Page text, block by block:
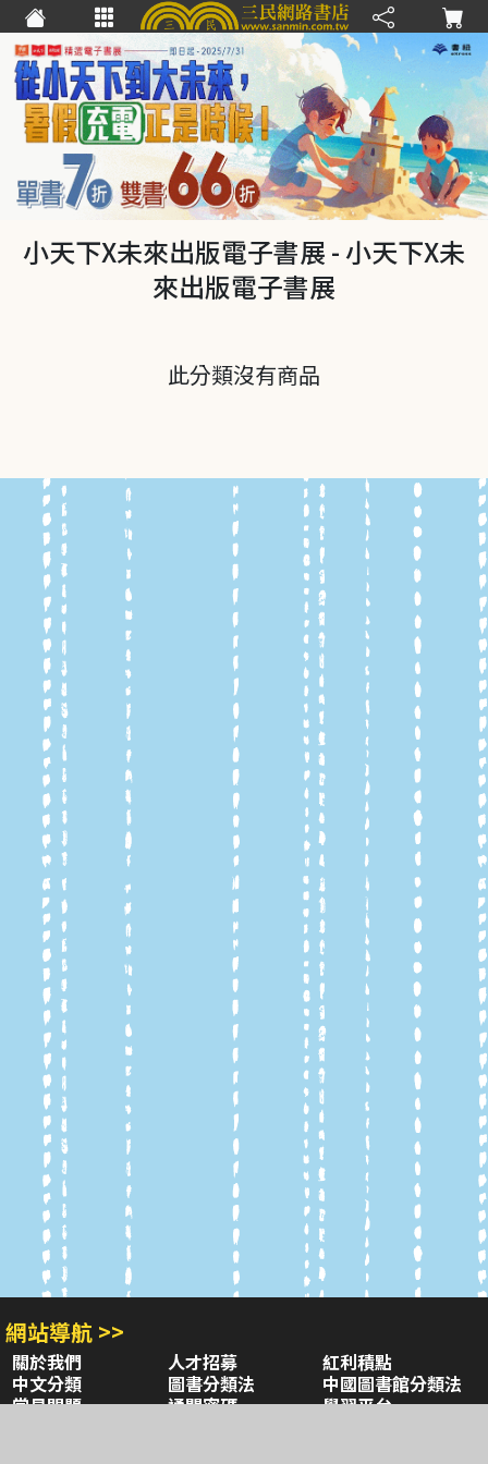
小天下X未來出版電子書展 - 小天下X未
來出版電子書展
此分類沒有商品
網站導航 >>
關於我們 人才招募
紅利積點
中文分類
圖書分類法
中國圖書館分類法
常見問題
通關密碼
學習平台